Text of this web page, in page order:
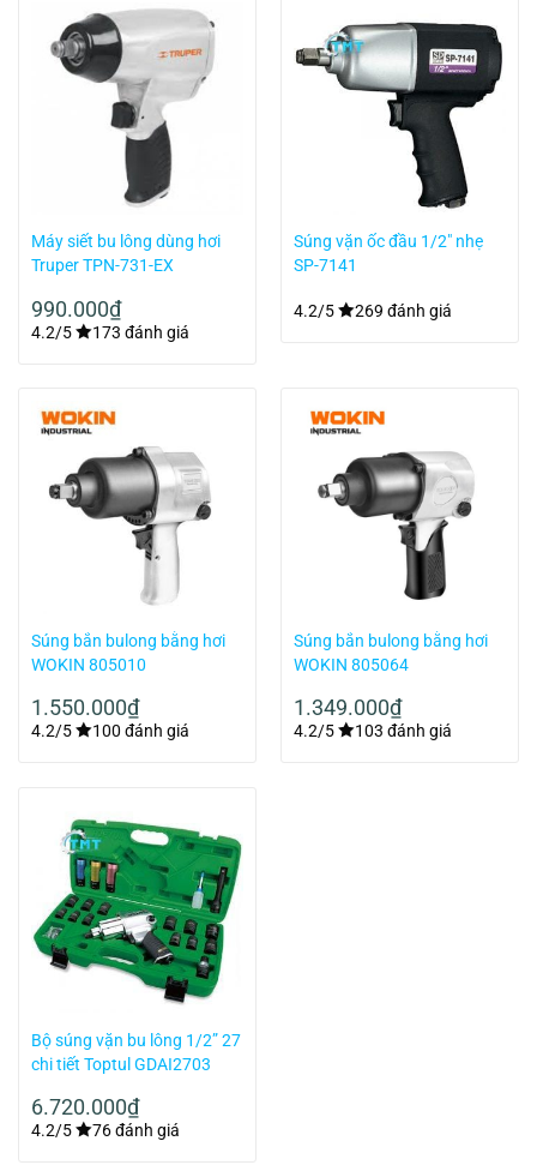
Máy siết bu lông dùng hơi
Truper TPN-731-EX
990.000₫
4.2/5 173 đánh giá
Súng vặn ốc đầu 1/2″ nhẹ
SP-7141
4.2/5 269 đánh giá
Súng bắn bulong bằng hơi
WOKIN 805010
1.550.000₫
4.2/5 100 đánh giá
Súng bắn bulong bằng hơi
WOKIN 805064
1.349.000₫
4.2/5 103 đánh giá
Bộ súng vặn bu lông 1/2” 27
chi tiết Toptul GDAI2703
6.720.000₫
4.2/5 76 đánh giá